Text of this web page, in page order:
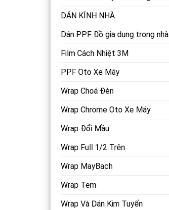
DÁN KÍNH NHÀ
Dán PPF Đồ gia dụng trong nhà
Film Cách Nhiệt 3M
PPF Oto Xe Máy
Wrap Choá Đèn
Wrap Chrome Oto Xe Máy
Wrap Đổi Mầu
Wrap Full 1/2 Trên
Wrap MayBach
Wrap Tem
Wrap Và Dán Kim Tuyến